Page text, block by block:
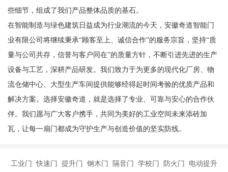
些细节，组成了我们产品整体品质的基石。
在智能制造与绿色建筑日益成为行业潮流的今天，安徽奇道智能门
业有限公司将继续秉承“顾客至上、诚信合作”的服务宗旨，坚持“质
量与公司共存，信誉与客户同在”的质量方针，不断引进先进的生产
设备与工艺，深耕产品研发。我们致力于为更多的现代化厂房、物
流仓储中心、大型生产车间提供能够经得起时间考验的优质产品和
解决方案。选择安徽奇道，就是选择了专业、可靠与安心的合作伙
伴。我们愿与广大客户携手，共同为美好的工业空间未来添砖加
瓦，让每一扇门都成为守护生产与创造价值的坚实防线。
工业门 快速门 提升门 钢木门 隔音门 学校门 防火门 电动提升